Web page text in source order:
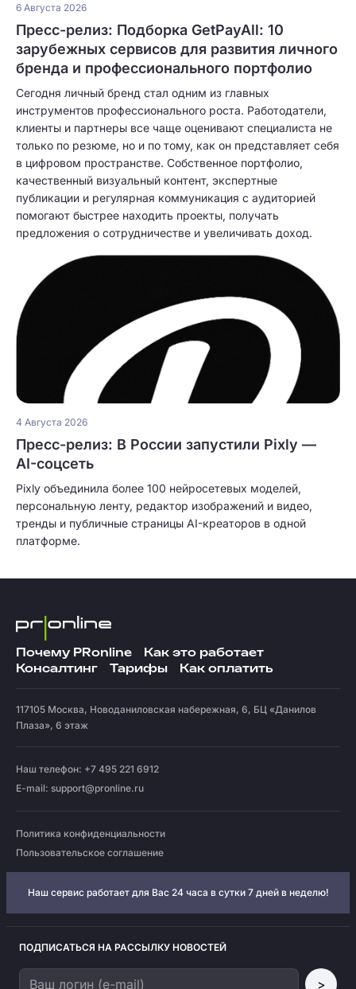
6 Августа 2026
Пресс-релиз: Подборка GetPayAll: 10
зарубежных сервисов для развития личного
бренда и профессионального портфолио
Сегодня личный бренд стал одним из главных
инструментов профессионального роста. Работодатели,
клиенты и партнеры все чаще оценивают специалиста не
только по резюме, но и по тому, как он представляет себя
в цифровом пространстве. Собственное портфолио,
качественный визуальный контент, экспертные
публикации и регулярная коммуникация с аудиторией
помогают быстрее находить проекты, получать
предложения о сотрудничестве и увеличивать доход.
4 Августа 2026
Пресс-релиз: В России запустили Pixly —
AI-соцсеть
Pixly объединила более 100 нейросетевых моделей,
персональную ленту, редактор изображений и видео,
тренды и публичные страницы AI-креаторов в одной
платформе.
Почему PRonline
Как это работает
Консалтинг
Тарифы Как оплатить
117105 Москва, Новоданиловская набережная, 6, БЦ «Данилов
Плаза», 6 этаж
Наш телефон: +7 495 221 6912
E-mail: support@pronline.ru
Политика конфиденциальности
Пользовательское соглашение
Наш сервис работает для Вас 24 часа в сутки 7 дней в неделю!
ПОДПИСАТЬСЯ НА РАССЫЛКУ НОВОСТЕЙ